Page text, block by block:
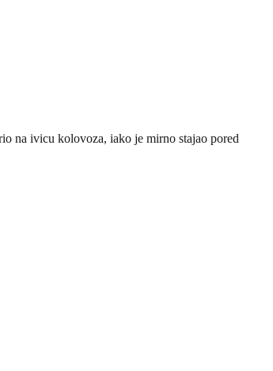
na ivicu kolovoza, iako je mirno stajao pored